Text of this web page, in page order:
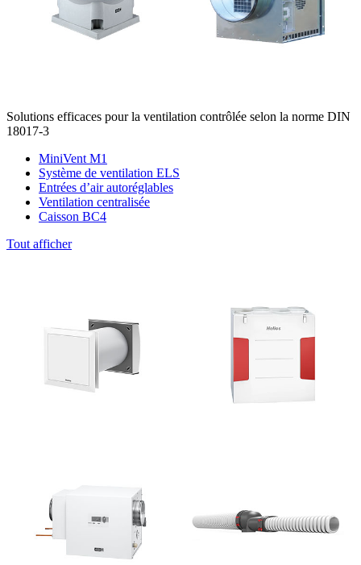
Solutions efficaces pour la ventilation contrôlée selon la norme DIN
18017-3
MiniVent M1
Système de ventilation ELS
Entrées d’air autoréglables
Ventilation centralisée
Caisson BC4
Tout afficher